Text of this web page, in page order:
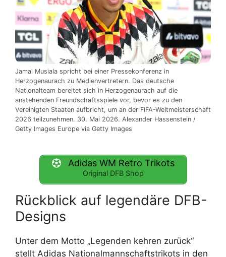
Jamal Musiala spricht bei einer Pressekonferenz in
Herzogenaurach zu Medienvertretern. Das deutsche
Nationalteam bereitet sich in Herzogenaurach auf die
anstehenden Freundschaftsspiele vor, bevor es zu den
Vereinigten Staaten aufbricht, um an der FIFA-Weltmeisterschaft
2026 teilzunehmen. 30. Mai 2026. Alexander Hassenstein /
Getty Images Europe via Getty Images
Adidas WM Retro Trikots
Original DFB Shop
Rückblick auf legendäre DFB-
Designs
Unter dem Motto „Legenden kehren zurück“
stellt Adidas Nationalmannschaftstrikots in den